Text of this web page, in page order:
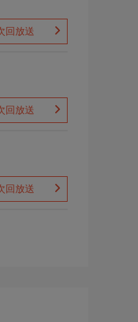
回放送
回放送
回放送